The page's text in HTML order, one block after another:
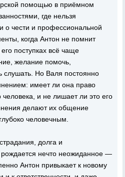
помощью в приёмном
где нельзя
о чести и профессиональной
когда Антон не помнит
поступках всё чаще
желание помочь,
слушать. Но Валя постоянно
имеет ли она право
человека, и не лишает ли это его
делают их общение
человечным.
долга и
нечто неожиданное —
Антон привыкает к новому